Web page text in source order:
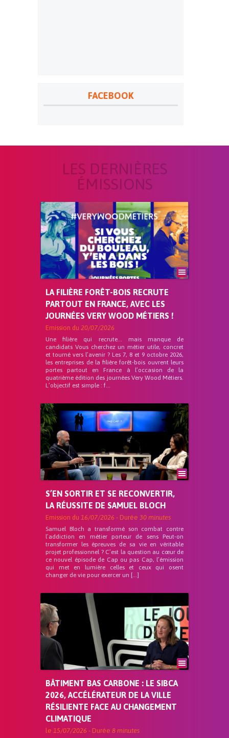
FACEBOOK
LES DERNIÈRES
ÉMISSIONS
LA FILIÈRE FORÊT-BOIS RECRUTE
PARTOUT EN FRANCE, AVEC LES
JOURNÉES VERY WOOD MÉTIERS !
Emission du 20/07/2026
Une filière qui recrute… mais manque de
candidats Vous cherchez un métier utile, concret
et tourné vers l’avenir ? Les 7, 8 et 9 octobre 2026,
les entreprises de la filière forêt-bois ouvrent leurs
portes partout en France à l’occasion de la
quatrième édition des journées Very Wood Métiers.
L’objectif est simple : f...
S’EN SORTIR ET SE RECONVERTIR,
LA RÉUSSITE DE SAMUEL BLOCH
Emission du 16/07/2026 - Durée 30 minutes
Samuel Bloch a transformé son combat contre
l’addiction en métier porteur de sens Peut-on
transformer les épreuves de sa vie en véritable
projet professionnel ? C’est la question au cœur de
ce nouvel épisode de Cap ou pas Cap, l’émission
qui met en lumière celles et ceux qui osent
changer de vie pour exercer un […]
BÂTIMENT BAS CARBONE : LE SIBCA
2026, ACCÉLÉRATEUR DE LA VILLE
RÉSILIENTE FACE AU CHANGEMENT
CLIMATIQUE
le 15/07/2026 - Durée 8 minutes